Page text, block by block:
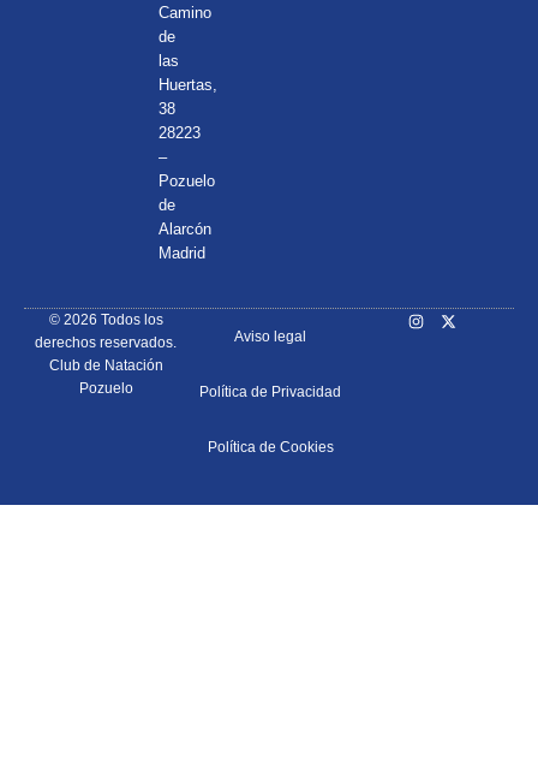
Camino
de
las
Huertas,
38
28223
–
Pozuelo
de
Alarcón
Madrid
© 2026 Todos los
derechos reservados.
Club de Natación
Pozuelo
Aviso legal
Política de Privacidad
Política de Cookies